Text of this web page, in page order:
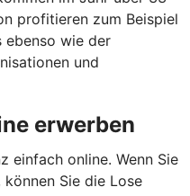
profitieren zum Beispiel
ebenso wie der
und
erwerben
einfach online. Wenn Sie
Sie die Lose